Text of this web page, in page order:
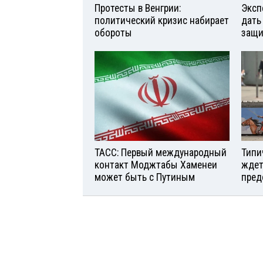
Протесты в Венгрии:
политический кризис набирает
обороты
ТАСС: Первый международный
контакт Моджтабы Хаменеи
может быть с Путиным